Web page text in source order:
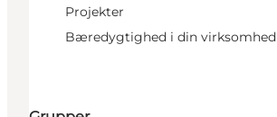
Projekter
Bæredygtighed i din virksomhed